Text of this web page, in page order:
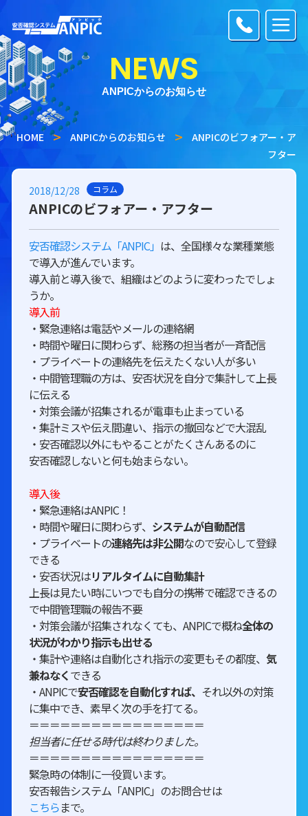
NEWS
ANPICからのお知らせ
HOME ANPICからのお知らせ
ANPICのビフォアー・ア
フター
2018/12/28 コラム
ANPICのビフォアー・アフター
安否確認システム「ANPIC」 は、全国様々な業種業態
で導入が進んでいます。
導入前と導入後で、組織はどのように変わったでしょ
うか。
導入前
・緊急連絡は電話やメールの連絡網
・時間や曜日に関わらず、総務の担当者が一斉配信
・プライベートの連絡先を伝えたくない人が多い
・中間管理職の方は、安否状況を自分で集計して上長
に伝える
・対策会議が招集されるが電車も止まっている
・集計ミスや伝え間違い、指示の撤回などで大混乱
・安否確認以外にもやることがたくさんあるのに
安否確認しないと何も始まらない。
導入後
・緊急連絡はANPIC！
・時間や曜日に関わらず、 システムが自動配信
・プライベートの連絡先は非公開なので安心して登録
できる
・安否状況はリアルタイムに自動集計
上長は見たい時にいつでも自分の携帯で確認できるの
で中間管理職の報告不要
・対策会議が招集されなくても、ANPICで概ね全体の
状況がわかり指示も出せる
・集計や連絡は自動化され指示の変更もその都度、 気
兼ねなくできる
・ANPICで安否確認を自動化すれば、 それ以外の対策
に集中でき、素早く次の手を打てる。
＝＝＝＝＝＝＝＝＝＝＝＝＝＝＝＝＝
担当者に任せる時代は終わりました。
＝＝＝＝＝＝＝＝＝＝＝＝＝＝＝＝＝
緊急時の体制に一役買います。
安否報告システム「ANPIC」のお問合せは
こちらまで。